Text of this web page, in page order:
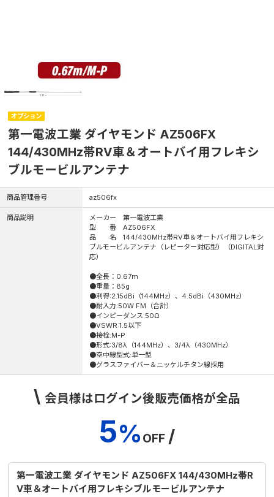
オプション
第一電波工業 ダイヤモンド AZ506FX
144/430MHz帯RV車＆オートバイ用フレキシ
ブルモービルアンテナ
商品管理番号 az506fx
商品説明
メーカー 第一電波工業
型 番 AZ506FX
品 名 144/430MHz帯RV車＆オートバイ用フレキシ
ブルモービルアンテナ（レピーター対応型）（DIGITAL対
応）
●全長：0.67m
●重量：85g
●利得:2.15dBi（144MHz）、4.5dBi（430MHz）
●耐入力:50W FM（合計）
●インピーダンス:50Ω
●VSWR:1.5以下
●接栓:M-P
●形式:3/8λ（144MHz）、3/4λ（430MHz）
●空中線型式:単一型
●グラスファイバー＆ニッケルチタン線採用
\ 会員様はログイン後販売価格が全品
5% OFF /
第一電波工業 ダイヤモンド AZ506FX 144/430MHz帯R
V車＆オートバイ用フレキシブルモービルアンテナ